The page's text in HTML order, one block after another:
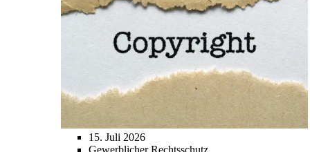
15. Juli 2026
Gewerblicher Rechtsschutz